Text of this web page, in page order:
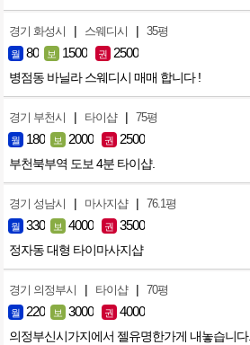
경기 화성시 | 스웨디시 | 35평
월 80 보 1500 권 2500
병점동 바닐라 스웨디시 매매 합니다 !
경기 부천시 | 타이샵 | 75평
월 180 보 2000 권 2500
부천북부역 도보 4분 타이샵.
경기 성남시 | 마사지샵 | 76.1평
월 330 보 4000 권 3500
정자동 대형 타이마사지샵
경기 의정부시 | 타이샵 | 70평
월 220 보 3000 권 4000
의정부신시가지에서 젤유명한가게 내놓습니다.